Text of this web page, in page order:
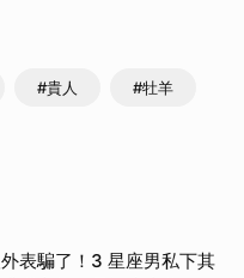
#貴人 #牡羊
表騙了！3 星座男私下其